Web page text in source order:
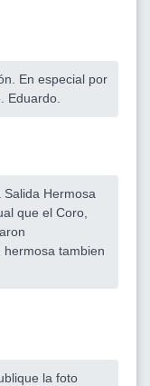
En especial por
Eduardo.
Salida Hermosa
que el Coro,
tambien
la foto